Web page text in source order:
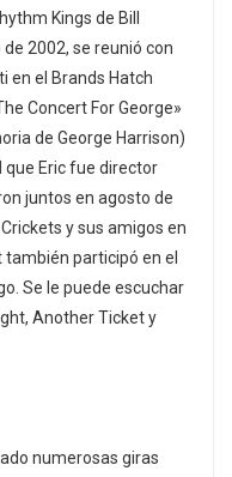
Kings de Bill
2002, se reunió con
en el Brands Hatch
Concert For George»
de George Harrison)
que Eric fue director
juntos en agosto de
y sus amigos en
también participó en el
Se le puede escuchar
Another Ticket y
numerosas giras